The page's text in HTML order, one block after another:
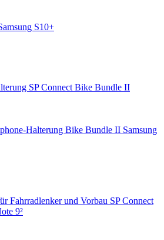
S10+
Halterung Bike Bundle II Samsung